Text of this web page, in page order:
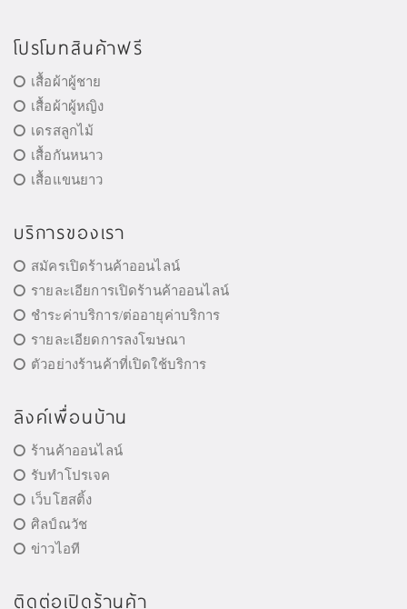
โปรโมทสินค้าฟรี
เสื้อผ้าผู้ชาย
เสื้อผ้าผู้หญิง
เดรสลูกไม้
เสื้อกันหนาว
เสื้อแขนยาว
บริการของเรา
สมัครเปิดร้านค้าออนไลน์
รายละเอียการเปิดร้านค้าออนไลน์
ชำระค่าบริการ/ต่ออายุค่าบริการ
รายละเอียดการลงโฆษณา
ตัวอย่างร้านค้าที่เปิดใช้บริการ
ลิงค์เพื่อนบ้าน
ร้านค้าออนไลน์
รับทำโปรเจค
เว็บโฮสติ้ง
ศิลป์ณวัช
ข่าวไอที
ติดต่อเปิดร้านค้า